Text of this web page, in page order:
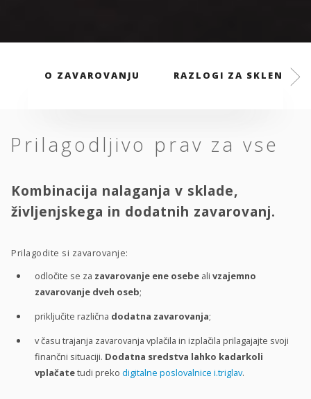
O ZAVAROVANJU RAZLOGI ZA SKLENITEV
Prilagodljivo prav za vse
Kombinacija nalaganja v sklade,
življenjskega in dodatnih zavarovanj.
Prilagodite si zavarovanje:
odločite se za zavarovanje ene osebe ali vzajemno
zavarovanje dveh oseb;
priključite različna dodatna zavarovanja;
v času trajanja zavarovanja vplačila in izplačila prilagajajte svoji
finančni situaciji. Dodatna sredstva lahko kadarkoli
vplačatetudi preko digitalne poslovalnice i.triglav.